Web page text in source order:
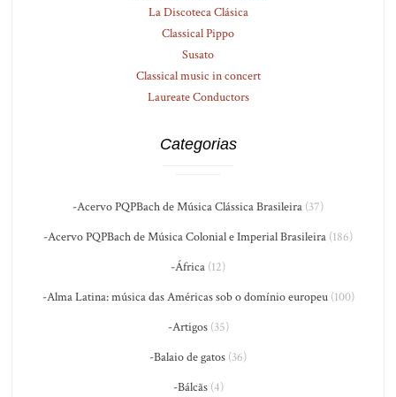
La Discoteca Clásica
Classical Pippo
Susato
Classical music in concert
Laureate Conductors
Categorias
-Acervo PQPBach de Música Clássica Brasileira (37)
-Acervo PQPBach de Música Colonial e Imperial Brasileira (186)
-África (12)
-Alma Latina: música das Américas sob o domínio europeu(100)
-Artigos(35)
-Balaio de gatos (36)
-Bálcãs(4)